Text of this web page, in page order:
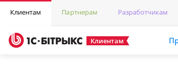
Клиентам Партнерам Разработчикам
Клиентам